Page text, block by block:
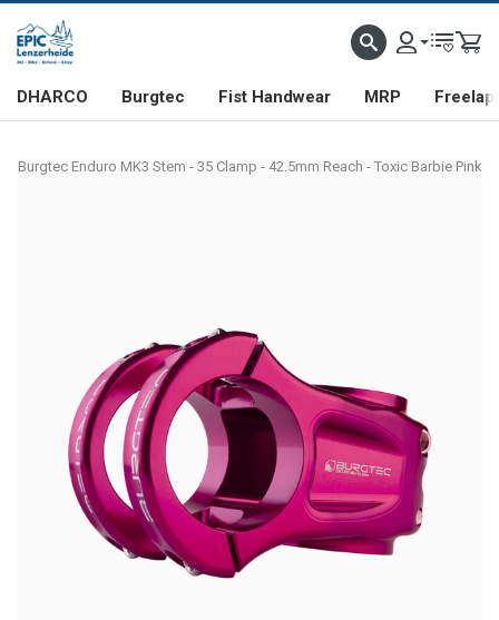
DHARCO Burgtec Fist Handwear MRP Freelap
Burgtec Enduro MK3 Stem - 35 Clamp - 42.5mm Reach - Toxic Barbie Pink